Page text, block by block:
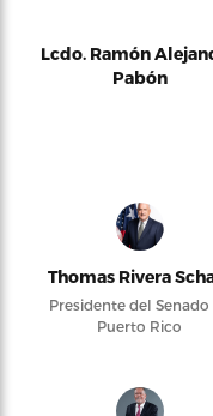
Lcdo. Ramón
Pabón
Thomas Rivera
Presidente del Senado
Puerto Rico